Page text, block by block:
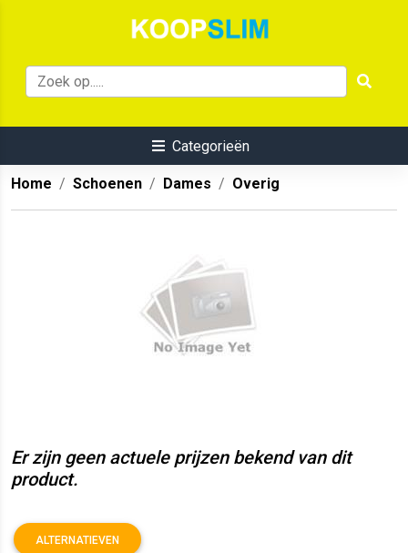
Categorieën
Home Schoenen Dames Overig
Er zijn geen actuele prijzen bekend van dit
product.
ALTERNATIEVEN